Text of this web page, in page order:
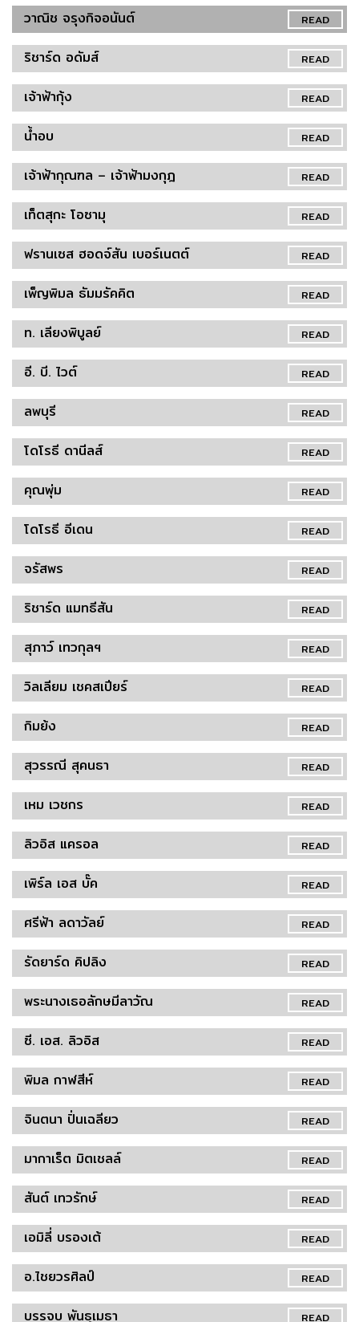
READ
วาณิช จรุงกิจอนันต์
READ
ริชาร์ด อดัมส์
READ
เจ้าฟ้ากุ้ง
READ
น้ำอบ
READ
เจ้าฟ้ากุณฑล – เจ้าฟ้ามงกุฎ
READ
เท็ตสุกะ โอซามุ
READ
ฟรานเซส ฮอดจ์สัน เบอร์เนตต์
READ
เพ็ญพิมล ธัมมรัคคิต
READ
ท. เลียงพิบูลย์
READ
อี. บี. ไวต์
READ
ลพบุรี
READ
โดโรธี ดานีลส์
READ
คุณพุ่ม
READ
โดโรธี อีเดน
READ
จรัสพร
READ
ริชาร์ด แมทธีสัน
READ
สุภาว์ เทวกุลฯ
READ
วิลเลียม เชคสเปียร์
READ
กิมย้ง
READ
สุวรรณี สุคนธา
READ
เหม เวชกร
READ
ลิวอิส แครอล
READ
เพิร์ล เอส บั๊ค
READ
ศรีฟ้า ลดาวัลย์
READ
รัดยาร์ด คิปลิง
READ
พระนางเธอลักษมีลาวัณ
READ
ซี. เอส. ลิวอิส
READ
พิมล กาฬสีห์
READ
จินตนา ปิ่นเฉลียว
READ
มากาเร็ต มิตเชลล์
READ
สันต์ เทวรักษ์
READ
เอมิลี่ บรองเต้
READ
อ.ไชยวรศิลป์
READ
บรรจบ พันธุเมธา